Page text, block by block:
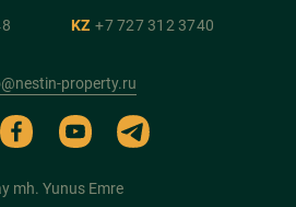
KZ +7 727 312 3740
property.ru
mh. Yunus Emre